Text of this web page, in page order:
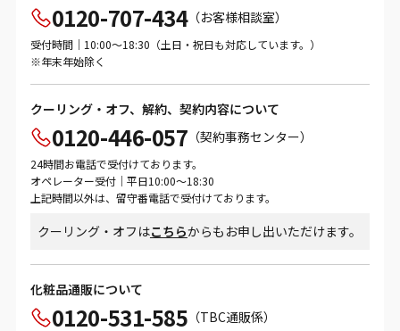
0120-707-434（お客様相談室）
受付時間｜10:00～18:30（土日・祝日も対応しています。）
※年末年始除く
クーリング・オフ、解約、契約内容について
0120-446-057 （契約事務センター）
24時間お電話で受付けております。
オペレーター受付｜平日10:00～18:30
上記時間以外は、留守番電話で受付けております。
クーリング・オフはこちらからもお申し出いただけます。
化粧品通販について
0120-531-585 （TBC通販係）